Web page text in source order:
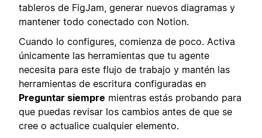
tableros de FigJam, generar nuevos diagramas y
mantener todo conectado con Notion.
Cuando lo configures, comienza de poco. Activa
únicamente las herramientas que tu agente
necesita para este flujo de trabajo y mantén las
herramientas de escritura configuradas en
Preguntar siempre mientras estás probando para
que puedas revisar los cambios antes de que se
cree o actualice cualquier elemento.